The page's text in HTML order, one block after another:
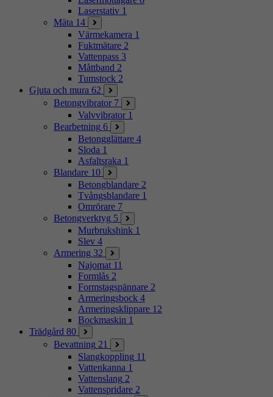
Laserstativ 1
Mäta 14
Värmekamera 1
Fuktmätare 2
Vattenpass 3
Måttband 2
Tumstock 2
Gjuta och mura 62
Betongvibrator 7
Valvvibrator 1
Bearbetning 6
Betongglättare 4
Sloda 1
Asfaltsraka 1
Blandare 10
Betongblandare 2
Tvångsblandare 1
Omrörare 7
Betongverktyg 5
Murbrukshink 1
Slev 4
Armering 32
Najomat 11
Formlås 2
Formstagspännare 2
Armeringsbock 4
Armeringsklippare 12
Bockmaskin 1
Trädgård 80
Bevattning 21
Slangkoppling 11
Vattenkanna 1
Vattenslang 2
Vattenspridare 2